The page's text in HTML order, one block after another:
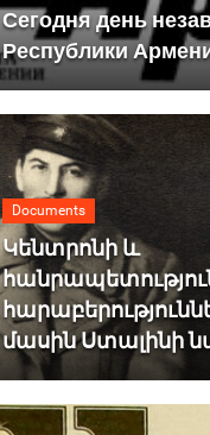
Сегодня день
Республики
Documents
Կենտրոնի և
մասին Ստալինի